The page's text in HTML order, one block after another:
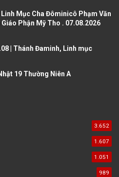
g
Mục Cha Đôminicô Phạm Văn
Phận Mỹ Tho . 07.08.2026
| Thánh Đaminh, Linh mục
19 Thường Niên A
3.652
1.607
1.051
989